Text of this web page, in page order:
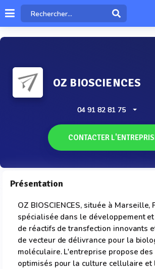
OZ BIOSCIENCES
04 91 82 81 75
CONTACTER
Présentation
OZ BIOSCIENCES, située à Marseille,
spécialisée dans le développement
de réactifs de transfection innovants
de vecteur de délivrance pour la
moléculaire. L'entreprise propose
optimisés pour la culture cellulaire